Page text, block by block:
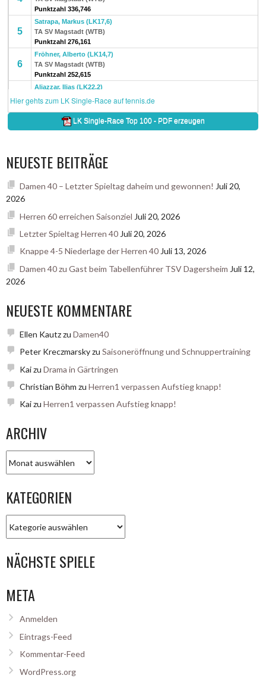
NEUESTE BEITRÄGE
Damen 40 – Letzter Spieltag daheim und gewonnen! Juli 20,
2026
Herren 60 erreichen Saisonziel Juli 20, 2026
Letzter Spieltag Herren 40 Juli 20, 2026
Knappe 4-5 Niederlage der Herren 40Juli 13, 2026
Damen 40 zu Gast beim Tabellenführer TSV Dagersheim Juli 12,
2026
NEUESTE KOMMENTARE
Ellen Kautzzu Damen40
Peter Kreczmarskyzu Saisoneröffnung und Schnuppertraining
Kaizu Drama in Gärtringen
Christian Böhm zu Herren1 verpassen Aufstieg knapp!
Kaizu Herren1 verpassen Aufstieg knapp!
ARCHIV
KATEGORIEN
NÄCHSTE SPIELE
META
Anmelden
Eintrags-Feed
Kommentar-Feed
WordPress.org